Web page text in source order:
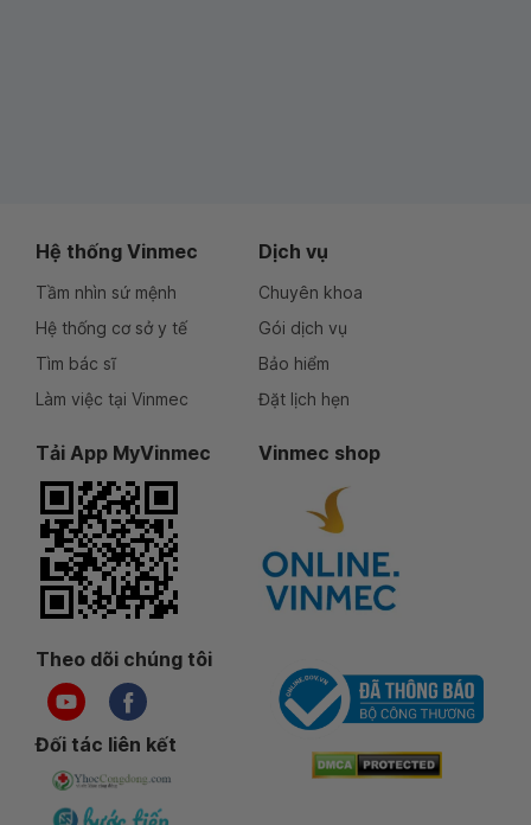
Hệ thống Vinmec
Tầm nhìn sứ mệnh
Hệ thống cơ sở y tế
Tìm bác sĩ
Làm việc tại Vinmec
Dịch vụ
Chuyên khoa
Gói dịch vụ
Bảo hiểm
Đặt lịch hẹn
Tải App MyVinmec Vinmec shop
Theo dõi chúng tôi
Đối tác liên kết